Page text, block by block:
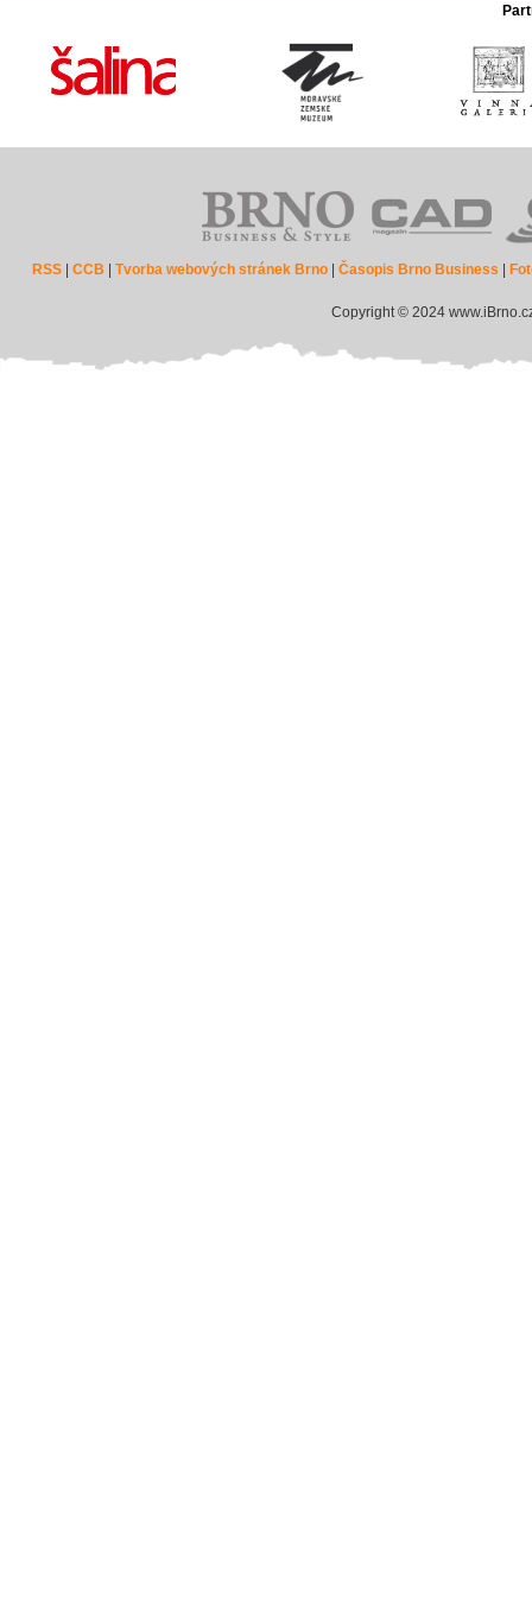
RSS |CCB |Tvorba webových stránek Brno |Časopis Brno Business
Copyright © 2024